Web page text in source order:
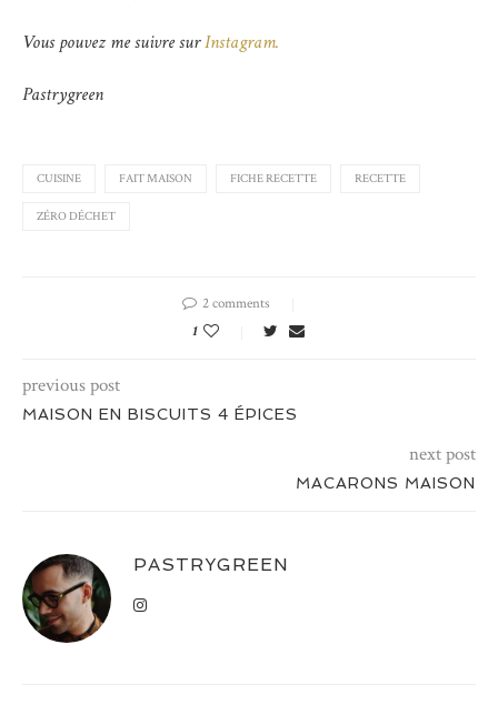
Vous pouvez me suivre surInstagram.
Pastrygreen
CUISINE FAIT MAISON FICHE RECETTE RECETTE
ZÉRO DÉCHET
2 comments
1
previous post
MAISON EN BISCUITS 4 ÉPICES
next post
MACARONS MAISON
PASTRYGREEN